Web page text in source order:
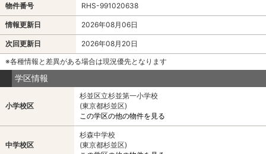
物件番号 RHS-991020638
情報更新日 2026年08月06日
次回更新日
2026年08月20日
※各種情報と差異がある場合は現況優先となります
学区情報
小学校区
杉並区立杉並第一小学校
(東京都杉並区)
この学区の他の物件を見る
中学校区
杉森中学校
(東京都杉並区)